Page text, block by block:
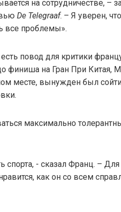
на сотрудничестве, –
De Telegraaf. – Я уверен,
все проблемы».
повод для критики
финиша на Гран При Китая,
месте, вынужден был сойти
максимально
спорта, - сказал Франц. –
как он со всем